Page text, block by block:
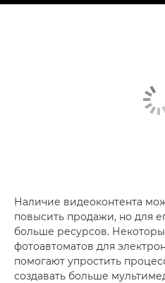
Наличие видеоконтента
повысить продажи, но для
больше ресурсов.
фотоавтоматов для
помогают упростить
создавать больше